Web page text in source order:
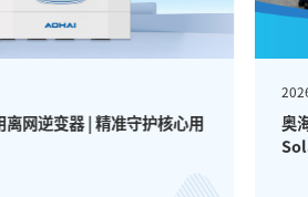
网逆变器 | 精准守护核心用
奥